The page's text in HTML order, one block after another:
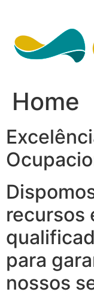
conteúdo
Home
recursos
para
nossos